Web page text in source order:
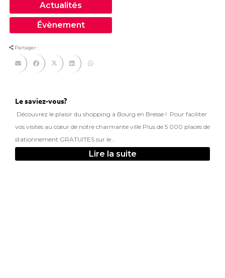
Actualités
Évènement
Partager :
Le saviez-vous?
Découvrez le plaisir du shopping à Bourg en Bresse ! Pour faciliter
vos visites au cœur de notre charmante ville Plus de 5 000 places de
stationnement GRATUITES sur le…
Lire la suite